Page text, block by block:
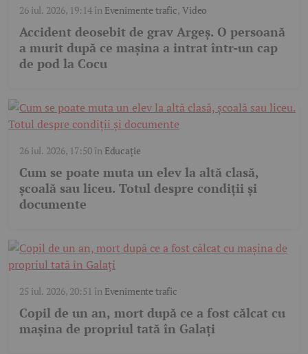
26 iul. 2026, 19:14în Evenimente trafic, Video
Accident deosebit de grav Argeș. O persoană
a murit după ce mașina a intrat într-un cap
de pod la Cocu
26 iul. 2026, 17:50în Educație
Cum se poate muta un elev la altă clasă,
școală sau liceu. Totul despre condiții și
documente
25 iul. 2026, 20:51 în Evenimente trafic
Copil de un an, mort după ce a fost călcat cu
mașina de propriul tată în Galați